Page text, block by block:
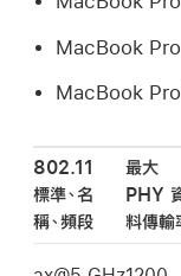
MacBook Pro
MacBook Pro
802.11
標準、名
稱、頻段
最大
PHY
料傳輸